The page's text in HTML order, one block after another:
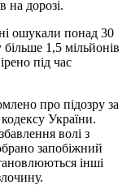
на дорозі.
ошукали понад 30
1,5 мільйонів
під час
про підозру за
України.
волі з
запобіжний
інші